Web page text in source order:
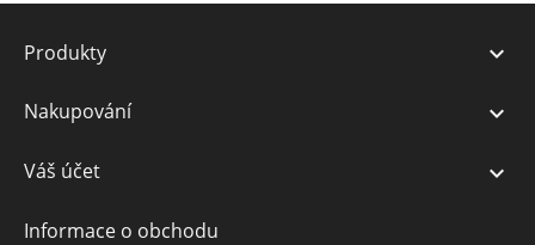
Produkty 
Nakupování 
Váš účet 
Informace o obchodu